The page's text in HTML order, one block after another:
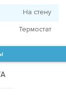
На стену
Термостат